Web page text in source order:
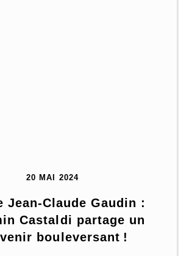
20 MAI 2024
Jean-Claude Gaudin :
Castaldi partage un
bouleversant !